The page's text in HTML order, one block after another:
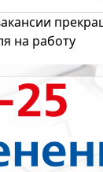
на работу